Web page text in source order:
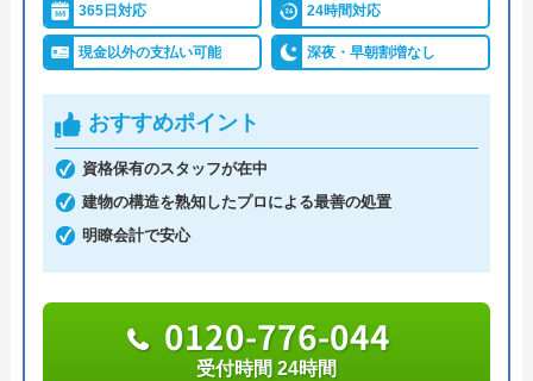
公式サイトを見る
0120-180-666
グローバルメンテナンスのクチコ
※クチコミの内容について
365日対応 24時間対応
現金以外の支払い可能 深夜・早朝割増なし
おすすめポイント
資格保有のスタッフが在中
建物の構造を熟知したプロによる最善の処置
明瞭会計で安心
0120-776-044
受付時間 24時間